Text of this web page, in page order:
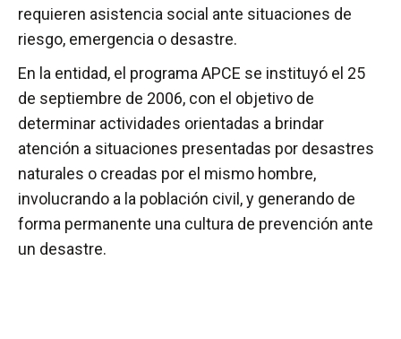
requieren asistencia social ante situaciones de
riesgo, emergencia o desastre.
En la entidad, el programa APCE se instituyó el 25
de septiembre de 2006, con el objetivo de
determinar actividades orientadas a brindar
atención a situaciones presentadas por desastres
naturales o creadas por el mismo hombre,
involucrando a la población civil, y generando de
forma permanente una cultura de prevención ante
un desastre.